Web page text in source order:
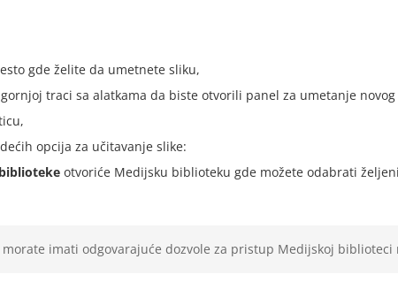
gde želite da umetnete sliku,
traci sa alatkama da biste otvorili panel za umetanje novog
opcija za učitavanje slike:
otvoriće Medijsku biblioteku gde možete odabrati
morate imati odgovarajuće dozvole za pristup Medijskoj biblioteci